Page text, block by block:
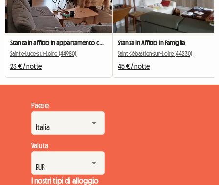
Stanza in affitto in appartamento condiviso
Sainte-Luce-sur-Loire (44980)
23 € / notte
Stanza In Affitto In Famiglia
Saint-Sébastien-sur-Loire (44230)
45 € / notte
Paese
Valuta
I nostri tipi di alloggio